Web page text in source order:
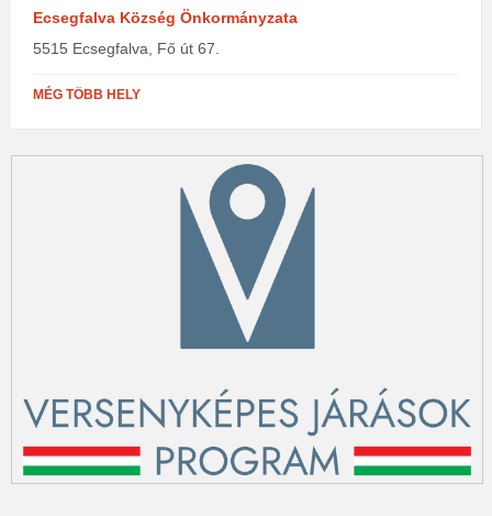
Ecsegfalva Község Önkormányzata
5515 Ecsegfalva, Fő út 67.
MÉG TÖBB HELY